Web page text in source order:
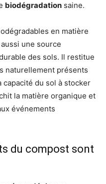
biodégradation saine.
en matière
une source
des sols. Il restitue
naturellement présents
du sol à stocker
la matière organique et
événements
du compost sont